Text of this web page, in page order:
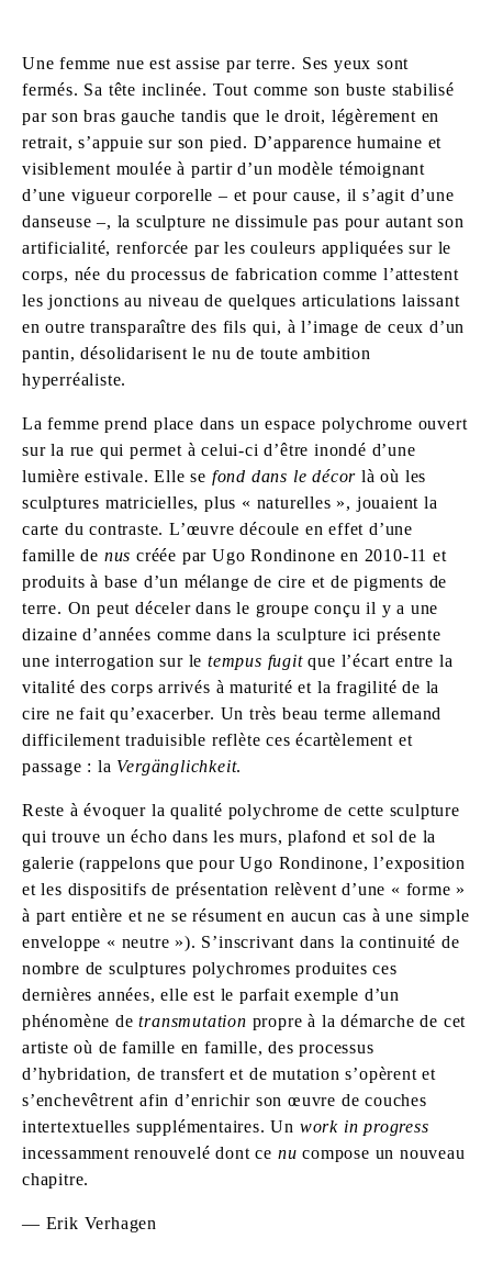
Une femme nue est assise par terre. Ses yeux sont
fermés. Sa tête inclinée. Tout comme son buste stabilisé
par son bras gauche tandis que le droit, légèrement en
retrait, s’appuie sur son pied. D’apparence humaine et
visiblement moulée à partir d’un modèle témoignant
d’une vigueur corporelle – et pour cause, il s’agit d’une
danseuse –, la sculpture ne dissimule pas pour autant son
artificialité, renforcée par les couleurs appliquées sur le
corps, née du processus de fabrication comme l’attestent
les jonctions au niveau de quelques articulations laissant
en outre transparaître des fils qui, à l’image de ceux d’un
pantin, désolidarisent le nu de toute ambition
hyperréaliste.
La femme prend place dans un espace polychrome ouvert
sur la rue qui permet à celui-ci d’être inondé d’une
lumière estivale. Elle se fond dans le décorlà où les
sculptures matricielles, plus « naturelles », jouaient la
carte du contraste. L’œuvre découle en effet d’une
famille de nuscréée par Ugo Rondinone en 2010-11 et
produits à base d’un mélange de cire et de pigments de
terre. On peut déceler dans le groupe conçu il y a une
dizaine d’années comme dans la sculpture ici présente
une interrogation sur letempus fugitque l’écart entre la
vitalité des corps arrivés à maturité et la fragilité de la
cire ne fait qu’exacerber. Un très beau terme allemand
difficilement traduisible reflète ces écartèlement et
passage : la Vergänglichkeit.
Reste à évoquer la qualité polychrome de cette sculpture
qui trouve un écho dans les murs, plafond et sol de la
galerie (rappelons que pour Ugo Rondinone, l’exposition
et les dispositifs de présentation relèvent d’une « forme »
à part entière et ne se résument en aucun cas à une simple
enveloppe « neutre »). S’inscrivant dans la continuité de
nombre de sculptures polychromes produites ces
dernières années, elle est le parfait exemple d’un
phénomène detransmutation propre à la démarche de cet
artiste où de famille en famille, des processus
d’hybridation, de transfert et de mutation s’opèrent et
s’enchevêtrent afin d’enrichir son œuvre de couches
intertextuelles supplémentaires. Un work in progress
incessamment renouvelé dont ce nucompose un nouveau
chapitre.
— Erik Verhagen